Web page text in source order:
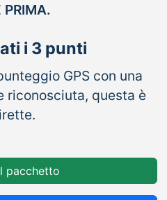
PRIMA.
i 3 punti
GPS con una
riconosciuta, questa è
pacchetto